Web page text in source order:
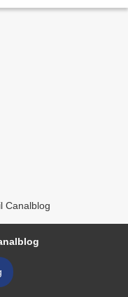
Canalblog